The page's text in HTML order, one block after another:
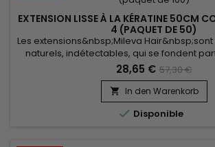
EXTENSION LISSE À LA KÉRATINE 50CM
4 (PAQUET DE 50)
Les extensions&nbsp;Mileva
naturels, indétectables, qui se fondent
votre chevelure, en augmentant son
longueur.&nbsp; Très soyeux, très doux, ils
hair.&nbsp; Le cheveu est très léger,
très naturel.
28,65 € 57,30 €
 In den Warenkorb
 Disponible